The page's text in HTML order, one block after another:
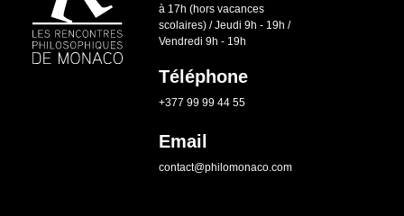
à 17h (hors vacances
scolaires) / Jeudi 9h - 19h /
Vendredi 9h - 19h
Téléphone
+377 99 99 44 55
Email
contact@philomonaco.com